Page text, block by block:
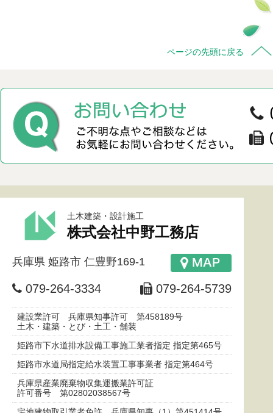
土木建築・設計施工
株式会社中野工務店
兵庫県 姫路市 仁豊野169-1
079-264-3334 079-264-5739
建設業許可 兵庫県知事許可 第458189号
土木・建築・とび・土工・舗装
姫路市下水道排水設備工事施工業者指定 指定第465号
姫路市水道局指定給水装置工事事業者 指定第464号
兵庫県産業廃棄物収集運搬業許可証
許可番号 第02802038567号
ページの先頭に戻る